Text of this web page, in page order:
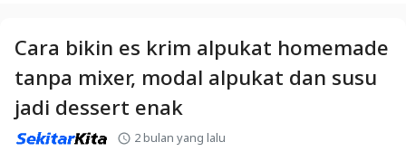
Cara bikin es krim alpukat homemade
tanpa mixer, modal alpukat dan susu
jadi dessert enak
2 bulan yang lalu